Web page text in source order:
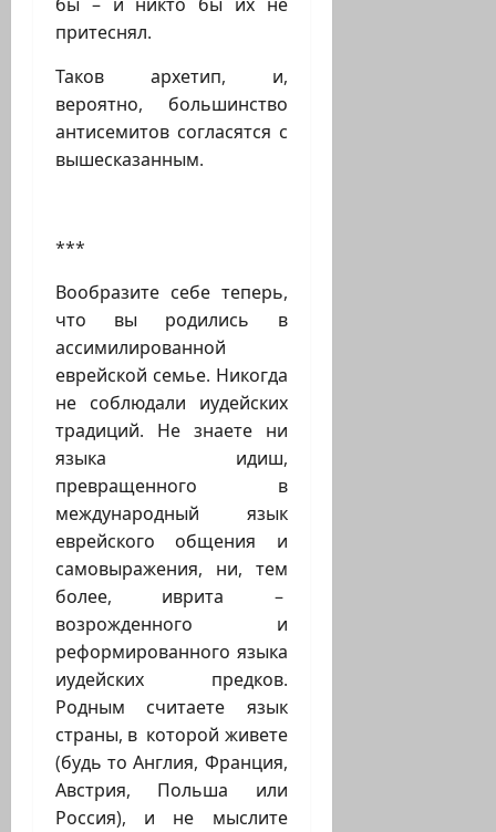
притеснял.
Таков архетип, и,
вероятно, большинство
антисемитов согласятся с
вышесказанным.
***
Вообразите себе теперь,
что вы родились в
ассимилированной
еврейской семье. Никогда
не соблюдали иудейских
традиций. Не знаете ни
языка идиш,
превращенного в
международный язык
еврейского общения и
самовыражения, ни, тем
более, иврита –
возрожденного и
реформированного языка
иудейских предков.
Родным считаете язык
страны, в которой живете
(будь то Англия, Франция,
Австрия, Польша или
Россия), и не мыслите